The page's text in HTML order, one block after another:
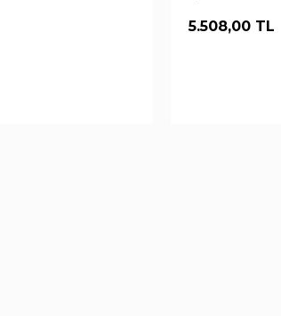
5.508,00 TL